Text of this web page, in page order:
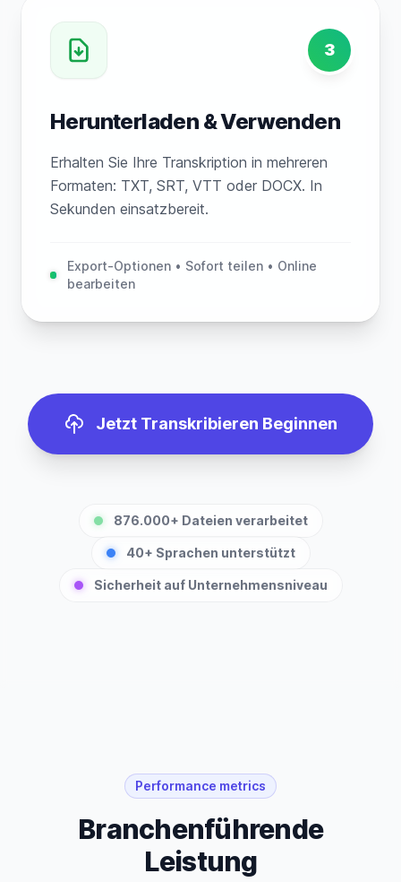
3
Herunterladen & Verwenden
Erhalten Sie Ihre Transkription in mehreren
Formaten: TXT, SRT, VTT oder DOCX. In
Sekunden einsatzbereit.
Export-Optionen • Sofort teilen • Online
bearbeiten
Jetzt Transkribieren Beginnen
876.000+ Dateien verarbeitet
40+ Sprachen unterstützt
Sicherheit auf Unternehmensniveau
Performance metrics
Branchenführende
Leistung